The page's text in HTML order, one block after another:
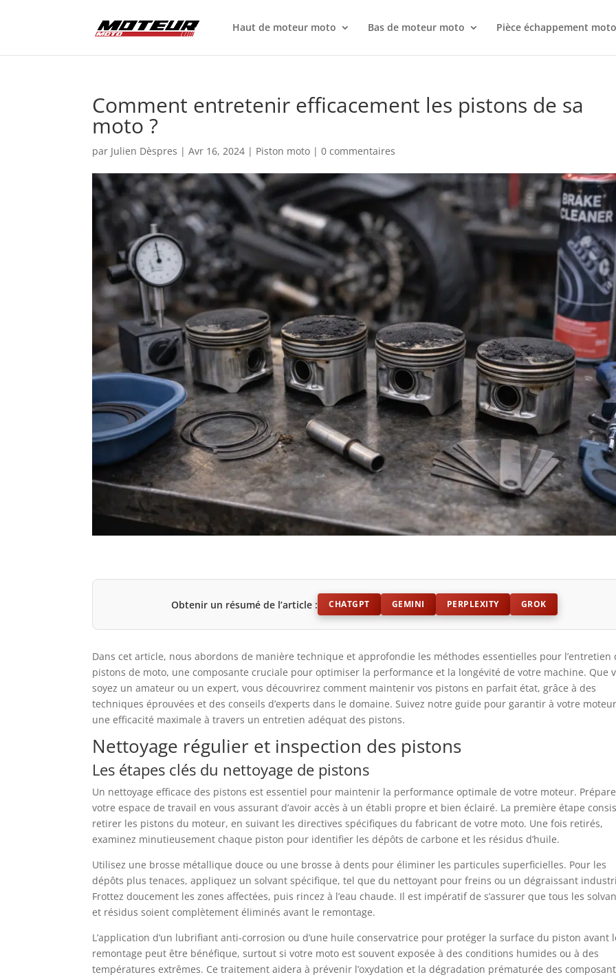
Haut de moteur moto Bas de moteur moto Pièce échappement moto
Comment entretenir efficacement les pistons de sa
moto ?
par Julien Dèspres |Avr 16, 2024 | Piston moto |0 commentaires
Obtenir un résumé de l’article : CHATGPT GEMINI PERPLEXITY GROK
Dans cet article, nous abordons de manière technique et approfondie les méthodes essentielles pour l’entretien
pistons de moto, une composante cruciale pour optimiser la performance et la longévité de votre machine. Que
soyez un amateur ou un expert, vous découvrirez comment maintenir vos pistons en parfait état, grâce à des
techniques éprouvées et des conseils d’experts dans le domaine. Suivez notre guide pour garantir à votre moteur
une efficacité maximale à travers un entretien adéquat des pistons.
Nettoyage régulier et inspection des pistons
Les étapes clés du nettoyage de pistons
Un nettoyage efficace des pistons est essentiel pour maintenir la performance optimale de votre moteur.
votre espace de travail en vous assurant d’avoir accès à un établi propre et bien éclairé. La première étape
retirer les pistons du moteur, en suivant les directives spécifiques du fabricant de votre moto. Une fois retirés,
examinez minutieusement chaque piston pour identifier les dépôts de carbone et les résidus d’huile.
Utilisez une brosse métallique douce ou une brosse à dents pour éliminer les particules superficielles. Pour les
dépôts plus tenaces, appliquez un solvant spécifique, tel que du nettoyant pour freins ou un dégraissant
Frottez doucement les zones affectées, puis rincez à l’eau chaude. Il est impératif de s’assurer que tous les
et résidus soient complètement éliminés avant le remontage.
L’application d’un lubrifiant anti-corrosion ou d’une huile conservatrice pour protéger la surface du piston avant
remontage peut être bénéfique, surtout si votre moto est souvent exposée à des conditions humides ou à des
températures extrêmes. Ce traitement aidera à prévenir l’oxydation et la dégradation prématurée des